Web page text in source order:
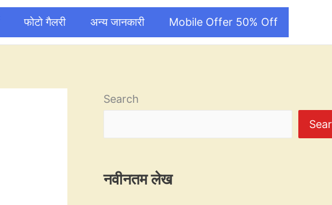
फोटो गैलरी अन्य जानकारी Mobile Offer 50% Off
Search
नवीनतम लेख